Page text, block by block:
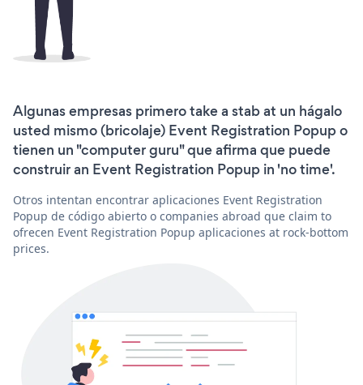
Algunas empresas primero take a stab at un hágalo
usted mismo (bricolaje) Event Registration Popup o
tienen un "computer guru" que afirma que puede
construir an Event Registration Popup in 'no time'.
Otros intentan encontrar aplicaciones Event Registration
Popup de código abierto o companies abroad que claim to
ofrecen Event Registration Popup aplicaciones at rock-bottom
prices.